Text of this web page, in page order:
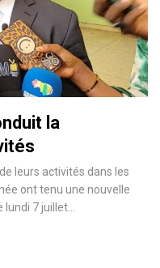
la
leurs activités dans les
ont tenu une nouvelle
lundi 7 juillet…